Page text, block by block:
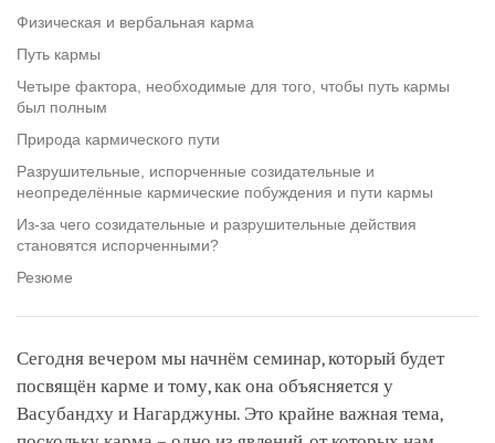
Физическая и вербальная карма
Путь кармы
Четыре фактора, необходимые для того, чтобы путь кармы
был полным
Природа кармического пути
Разрушительные, испорченные созидательные и
неопределённые кармические побуждения и пути кармы
Из-за чего созидательные и разрушительные действия
становятся испорченными?
Резюме
Сегодня вечером мы начнём семинар, который будет
посвящён карме и тому, как она объясняется у
Васубандху и Нагарджуны. Это крайне важная тема,